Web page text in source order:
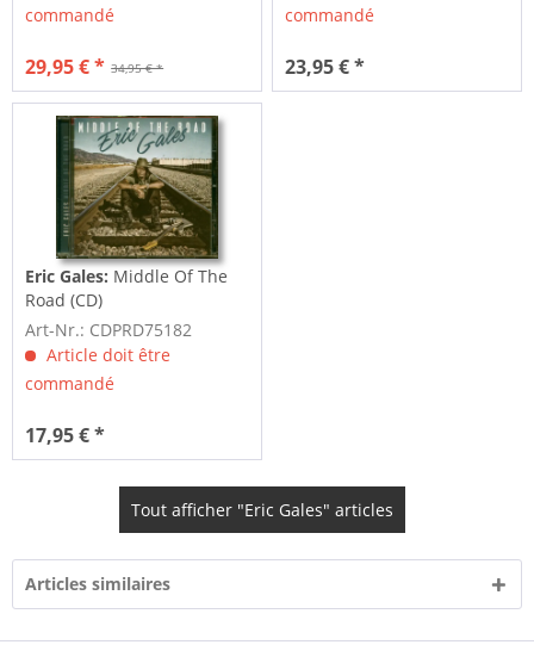
commandé
34,95 € *
29,95 € *
commandé
23,95 € *
Eric Gales: Middle Of The
Road (CD)
Art-Nr.: CDPRD75182
Article doit être
commandé
17,95 € *
Tout afficher "Eric Gales" articles
Articles similaires